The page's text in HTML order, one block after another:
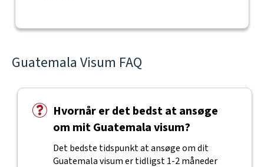
Guatemala Visum FAQ
Hvornår er det bedst at ansøge
om mit Guatemala visum?
Det bedste tidspunkt at ansøge om dit
Guatemala visum er tidligst 1-2 måneder